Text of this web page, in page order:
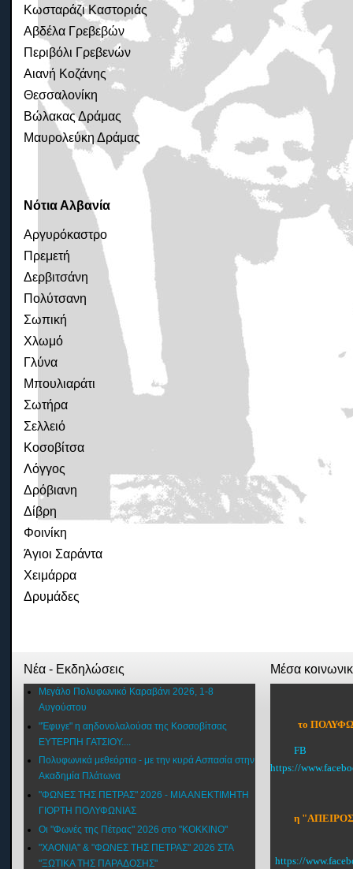
Κωσταράζι Καστοριάς
Αβδέλα Γρεβεβών
Περιβόλι Γρεβενών
Αιανή Κοζάνης
Θεσσαλονίκη
Βώλακας Δράμας
Μαυρολεύκη Δράμας
Νότια Αλβανία
Αργυρόκαστρο
Πρεμετή
Δερβιτσάνη
Πολύτσανη
Σωπική
Χλωμό
Γλύνα
Μπουλιαράτι
Σωτήρα
Σελλειό
Κοσοβίτσα
Λόγγος
Δρόβιανη
Δίβρη
Φοινίκη
Άγιοι Σαράντα
Χειμάρρα
Δρυμάδες
Νέα - Εκδηλώσεις
Μεγάλο Πολυφωνικό Καραβάνι 2026, 1-8
Αυγούστου
"Έφυγε" η αηδονολαλούσα της Κοσσοβίτσας
ΕΥΤΕΡΠΗ ΓΑΤΣΙΟΥ....
Πολυφωνικά μεθεόρτια - με την κυρά Ασπασία στην
Ακαδημία Πλάτωνα
"ΦΩΝΕΣ ΤΗΣ ΠΕΤΡΑΣ" 2026 - ΜΙΑ ΑΝΕΚΤΙΜΗΤΗ
ΓΙΟΡΤΗ ΠΟΛΥΦΩΝΙΑΣ
Οι "Φωνές της Πέτρας" 2026 στο "ΚΟΚΚΙΝΟ"
"XAONIA" & "ΦΩΝΕΣ ΤΗΣ ΠΕΤΡΑΣ" 2026 ΣΤΑ
"ΞΩΤΙΚΑ ΤΗΣ ΠΑΡΑΔΟΣΗΣ"
Μέσα
το
FB
https://
η
https://